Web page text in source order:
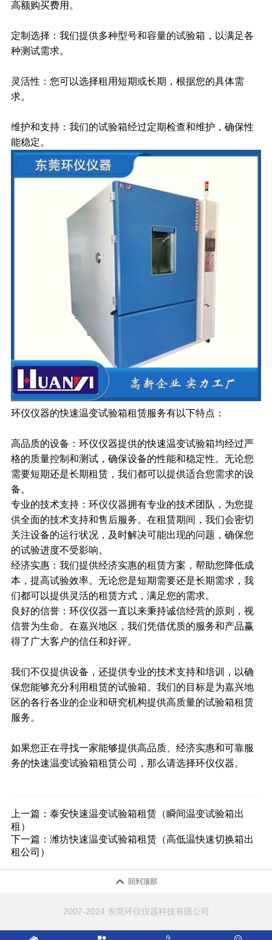
高额购买费用。
定制选择：我们提供多种型号和容量的试验箱，以满足各
种测试需求。
灵活性：您可以选择租用短期或长期，根据您的具体需
求。
维护和支持：我们的试验箱经过定期检查和维护，确保性
能稳定。
环仪仪器的快速温变试验箱租赁服务有以下特点：
高品质的设备：环仪仪器提供的快速温变试验箱均经过严
格的质量控制和测试，确保设备的性能和稳定性。无论您
需要短期还是长期租赁，我们都可以提供适合您需求的设
备。
专业的技术支持：环仪仪器拥有专业的技术团队，为您提
供全面的技术支持和售后服务。在租赁期间，我们会密切
关注设备的运行状况，及时解决可能出现的问题，确保您
的试验进度不受影响。
经济实惠：我们提供经济实惠的租赁方案，帮助您降低成
本，提高试验效率。无论您是短期需要还是长期需求，我
们都可以提供灵活的租赁方式，满足您的需求。
良好的信誉：环仪仪器一直以来秉持诚信经营的原则，视
信誉为生命。在嘉兴地区，我们凭借优质的服务和产品赢
得了广大客户的信任和好评。
我们不仅提供设备，还提供专业的技术支持和培训，以确
保您能够充分利用租赁的试验箱。我们的目标是为嘉兴地
区的各行各业的企业和研究机构提供高质量的试验箱租赁
服务。
如果您正在寻找一家能够提供高品质、经济实惠和可靠服
务的快速温变试验箱租赁公司，那么请选择环仪仪器。
上一篇： 泰安快速温变试验箱租赁（瞬间温变试验箱出
租）
下一篇： 潍坊快速温变试验箱租赁（高低温快速切换箱出
租公司）
 回到顶部
2007-2024 东莞环仪仪器科技有限公司